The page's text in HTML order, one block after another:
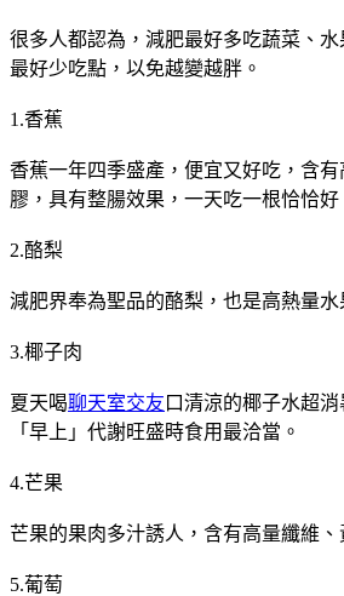
很多人都認為，減肥最好多吃蔬菜、
最好少吃點，以免越變越胖。
1.香蕉
香蕉一年四季盛產，便宜又好吃，含
膠，具有整腸效果，一天吃一根恰恰好
2.酪梨
減肥界奉為聖品的酪梨，也是高熱量
3.椰子肉
夏天喝聊天室交友 口清涼的椰子水超
「早上」代謝旺盛時食用最洽當。
4.芒果
芒果的果肉多汁誘人，含有高量纖維
5.葡萄